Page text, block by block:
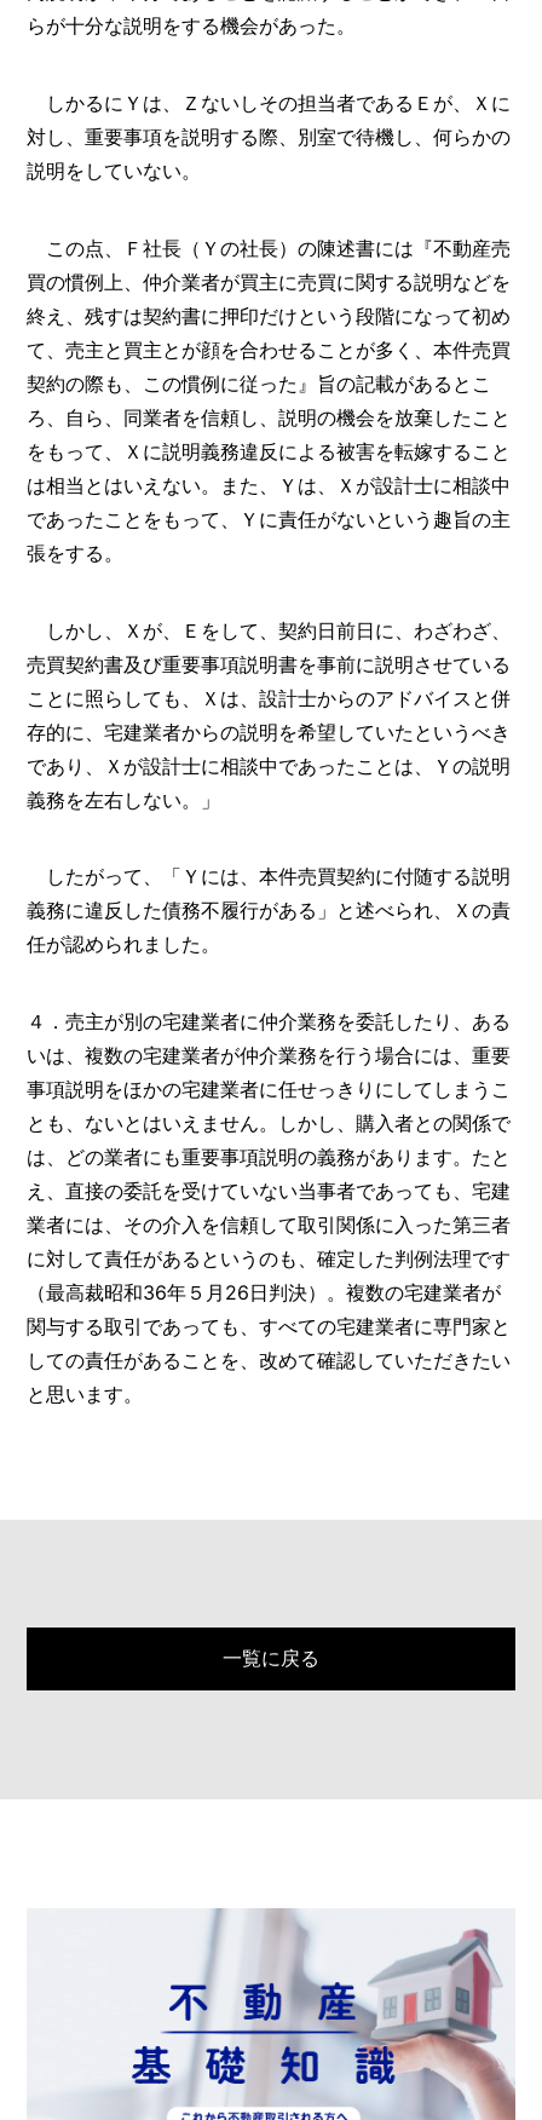
らが十分な説明をする機会があった。
しかるにＹは、Ｚないしその担当者であるＥが、Ｘに
対し、重要事項を説明する際、別室で待機し、何らかの
説明をしていない。
この点、Ｆ社長（Ｙの社長）の陳述書には『不動産売
買の慣例上、仲介業者が買主に売買に関する説明などを
終え、残すは契約書に押印だけという段階になって初め
て、売主と買主とが顔を合わせることが多く、本件売買
契約の際も、この慣例に従った』旨の記載があるとこ
ろ、自ら、同業者を信頼し、説明の機会を放棄したこと
をもって、Ｘに説明義務違反による被害を転嫁すること
は相当とはいえない。また、Ｙは、Ｘが設計士に相談中
であったことをもって、Ｙに責任がないという趣旨の主
張をする。
しかし、Ｘが、Ｅをして、契約日前日に、わざわざ、
売買契約書及び重要事項説明書を事前に説明させている
ことに照らしても、Ｘは、設計士からのアドバイスと併
存的に、宅建業者からの説明を希望していたというべき
であり、Ｘが設計士に相談中であったことは、Ｙの説明
義務を左右しない。」
したがって、「Ｙには、本件売買契約に付随する説明
義務に違反した債務不履行がある」と述べられ、Ｘの責
任が認められました。
４．売主が別の宅建業者に仲介業務を委託したり、ある
いは、複数の宅建業者が仲介業務を行う場合には、重要
事項説明をほかの宅建業者に任せっきりにしてしまうこ
とも、ないとはいえません。しかし、購入者との関係で
は、どの業者にも重要事項説明の義務があります。たと
え、直接の委託を受けていない当事者であっても、宅建
業者には、その介入を信頼して取引関係に入った第三者
に対して責任があるというのも、確定した判例法理です
（最高裁昭和36年５月26日判決）。複数の宅建業者が
関与する取引であっても、すべての宅建業者に専門家と
しての責任があることを、改めて確認していただきたい
と思います。
一覧に戻る